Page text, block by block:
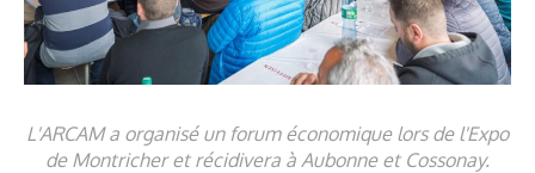
L'ARCAM a organisé un forum économique lors de l'Expo
de Montricher et récidivera à Aubonne et Cossonay.